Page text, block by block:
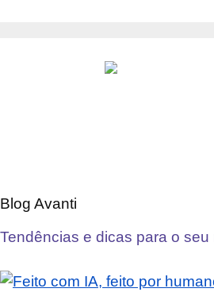
Blog Avanti
Tendências e dicas para o seu